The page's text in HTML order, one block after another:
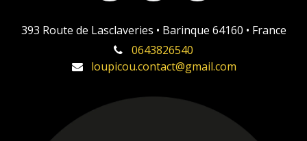
393 Route de Lasclaveries • Barinque 64160 • France
0643826540
loupicou.contact@gmail.com